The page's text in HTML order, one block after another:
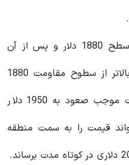
مقاومت اصلی بعدی نزدیک به سطح 1880 دلار و پس از آن
1900 دلار است. جهشی واضح بالاتر از سطوح مقاومت 1880
دلاری و 1900 دلاری ممکن است موجب صعود به 1950 دلار
قیمت را به سمت منطقه